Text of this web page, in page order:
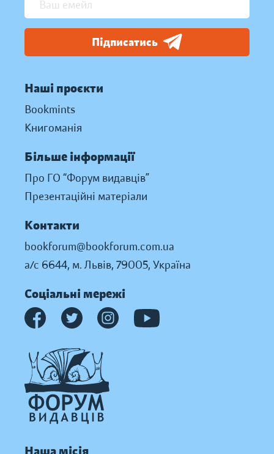
Підписатись
Наші проєкти
Bookmints
Книгоманія
Більше інформації
Про ГО “Форум видавців”
Презентаційні матеріали
Контакти
bookforum@bookforum.com.ua
а/с 6644, м. Львів, 79005, Україна
Соціальні мережі